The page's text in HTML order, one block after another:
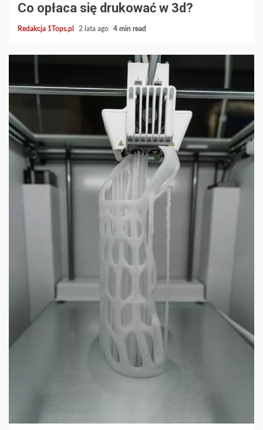
Co opłaca się drukować w 3d?
Redakcja 1Tops.pl 2 lata ago 4 min read